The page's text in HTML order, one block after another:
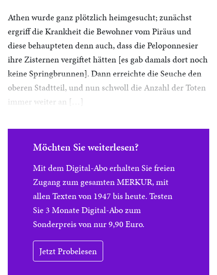
Athen wurde ganz plötzlich heimgesucht; zunächst
ergriff die Krankheit die Bewohner vom Piräus und
diese behaupteten denn auch, dass die Peloponnesier
ihre Zisternen vergiftet hätten [es gab damals dort noch
keine Springbrunnen]. Dann erreichte die Seuche den
oberen Stadtteil, und nun schwoll die Anzahl der Toten
immer weiter an […]
Möchten Sie weiterlesen?
Mit dem Digital-Abo erhalten Sie freien
Zugang zum gesamten MERKUR, mit
allen Texten von 1947 bis heute. Testen
Sie 3 Monate Digital-Abo zum
Sonderpreis von nur 9,90 Euro.
Jetzt Probelesen